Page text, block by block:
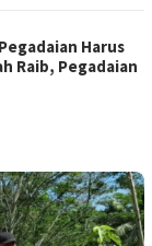
Harus
Raib, Pegadaian